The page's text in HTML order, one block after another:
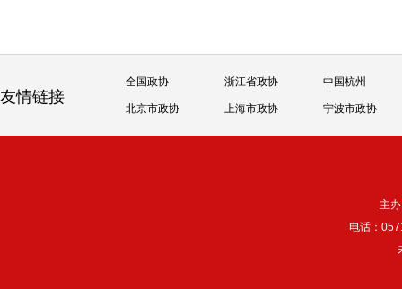
友情链接
全国政协 浙江省政协 中国杭州
北京市政协 上海市政协 宁波市政协
主
电话：